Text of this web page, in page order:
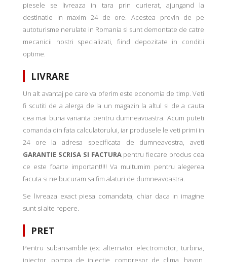
piesele se livreaza in tara prin curierat, ajungand la
destinatie in maxim 24 de ore. Acestea provin de pe
autoturisme nerulate in Romania si sunt demontate de catre
mecanicii nostri specializati, fiind depozitate in conditii
optime.
LIVRARE
Un alt avantaj pe care va oferim este economia de timp. Veti
fi scutiti de a alerga de la un magazin la altul si de a cauta
cea mai buna varianta pentru dumneavoastra. Acum puteti
comanda din fata calculatorului, iar produsele le veti primi in
24 ore la adresa specificata de dumneavostra, aveti
GARANTIE SCRISA SI FACTURApentru fiecare produs cea
ce este foarte important!!!! Va multumim pentru alegerea
facuta si ne bucuram sa fim alaturi de dumneavoastra.
Se livreaza exact piesa comandata, chiar daca in imagine
sunt si alte repere.
PRET
Pentru subansamble (ex: alternator electromotor, turbina,
injector, pompa de injectie, compresor de clima, hayon,